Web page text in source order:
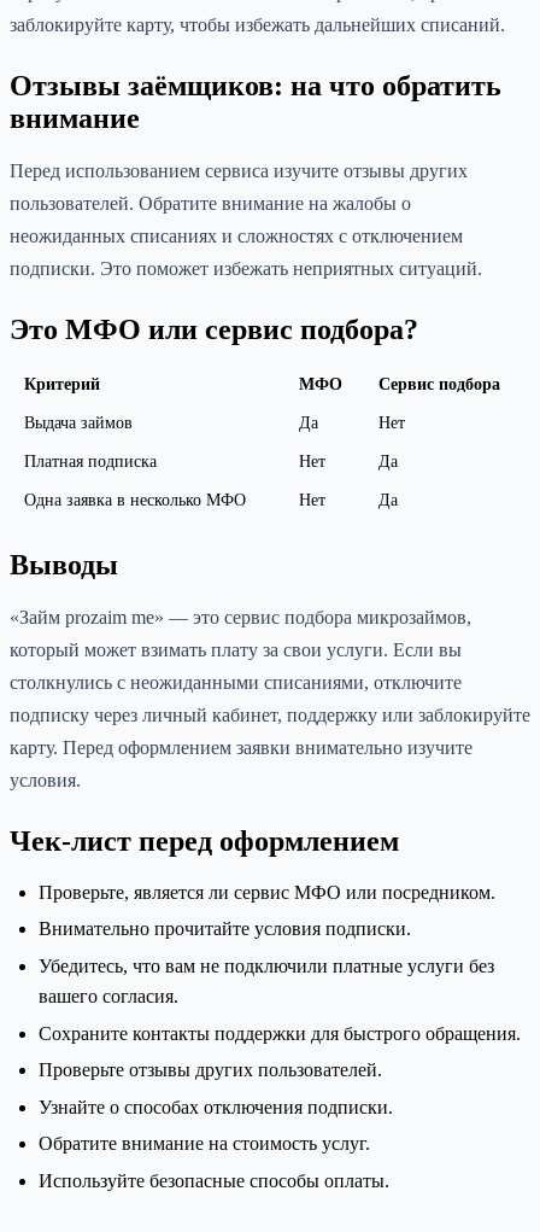
заблокируйте карту, чтобы избежать дальнейших списаний.
Отзывы заёмщиков: на что обратить
внимание
Перед использованием сервиса изучите отзывы других
пользователей. Обратите внимание на жалобы о
неожиданных списаниях и сложностях с отключением
подписки. Это поможет избежать неприятных ситуаций.
Это МФО или сервис подбора?
Критерий МФО Сервис подбора
Выдача займов Да Нет
Платная подписка Нет Да
Одна заявка в несколько МФО Нет Да
Выводы
«Займ prozaim me» — это сервис подбора микрозаймов,
который может взимать плату за свои услуги. Если вы
столкнулись с неожиданными списаниями, отключите
подписку через личный кабинет, поддержку или заблокируйте
карту. Перед оформлением заявки внимательно изучите
условия.
Чек-лист перед оформлением
Проверьте, является ли сервис МФО или посредником.
Внимательно прочитайте условия подписки.
Убедитесь, что вам не подключили платные услуги без
вашего согласия.
Сохраните контакты поддержки для быстрого обращения.
Проверьте отзывы других пользователей.
Узнайте о способах отключения подписки.
Обратите внимание на стоимость услуг.
Используйте безопасные способы оплаты.